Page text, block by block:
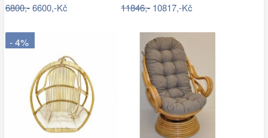
6800,-6600,-Kč 11846,-10817,-Kč
- 4%